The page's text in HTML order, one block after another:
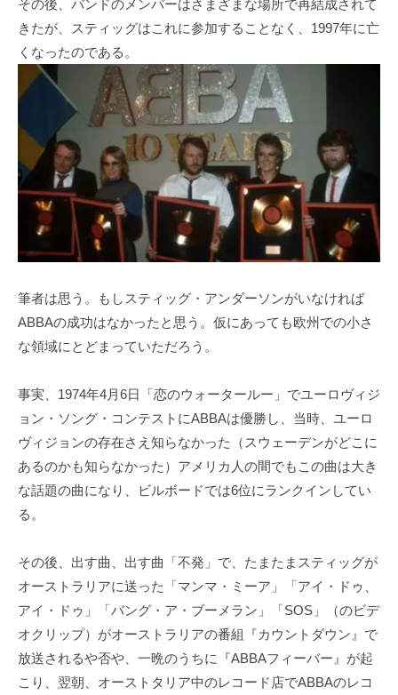
その後、バンドのメンバーはさまざまな場所で再結成されて
きたが、スティッグはこれに参加することなく、1997年に亡
くなったのである。
筆者は思う。もしスティッグ・アンダーソンがいなければ
ABBAの成功はなかったと思う。仮にあっても欧州での小さ
な領域にとどまっていただろう。
事実、1974年4月6日「恋のウォータールー」でユーロヴィジ
ョン・ソング・コンテストにABBAは優勝し、当時、ユーロ
ヴィジョンの存在さえ知らなかった（スウェーデンがどこに
あるのかも知らなかった）アメリカ人の間でもこの曲は大き
な話題の曲になり、ビルボードでは6位にランクインしてい
る。
その後、出す曲、出す曲「不発」で、たまたまスティッグが
オーストラリアに送った「マンマ・ミーア」「アイ・ドゥ、
アイ・ドゥ」「バング・ア・ブーメラン」「SOS」（のビデ
オクリップ）がオーストラリアの番組『カウントダウン』で
放送されるや否や、一晩のうちに『ABBAフィーバー』が起
こり、翌朝、オーストタリア中のレコード店でABBAのレコ